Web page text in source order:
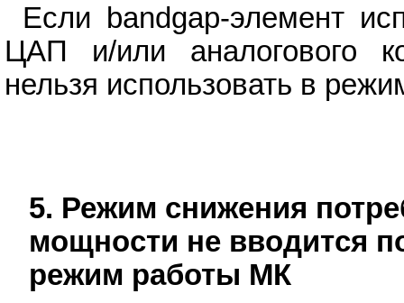
Если bandgap-элемент
ЦАП и/или аналогового
нельзя использовать в
5. Режим снижения
мощности не вводится
режим работы МК